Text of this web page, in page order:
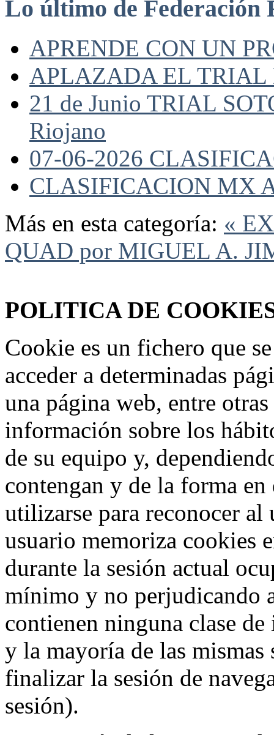
Lo último de Federación
APRENDE CON UN
APLAZADA EL TRIAL
21 de Junio TRIAL
Riojano
07-06-2026
CLASIFICACION MX
Más en esta categoría: «
QUAD por MIGUEL A.
POLITICA DE
Cookie es un fichero que
acceder a determinadas
una página web, entre
información sobre los
de su equipo y,
contengan y de la forma
utilizarse para reconocer
usuario memoriza cookies
durante la sesión actual
mínimo y no perjudicando
contienen ninguna clase
y la mayoría de las
finalizar la sesión de
sesión).